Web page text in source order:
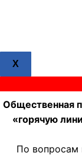
X
Общественная
«горячую
По вопросам